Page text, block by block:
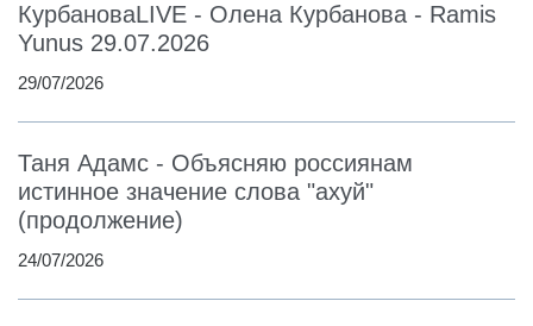
КурбановаLIVE - Олена Курбанова - Ramis
Yunus 29.07.2026
29/07/2026
Таня Адамс - Объясняю россиянам
истинное значение слова "ахуй"
(продолжение)
24/07/2026